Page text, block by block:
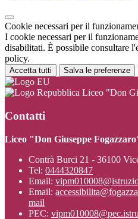
Cookie necessari per il
I cookie necessari per il
disabilitati. È possibile consultare
policy.
Accetta tutti Salva le preferenze
Liceo "Don
Contatti
Liceo "Don Giuseppe
Contrà Burci 21 - 36100
Tel: 0444320847
Email:
Email:
mail
PEC: